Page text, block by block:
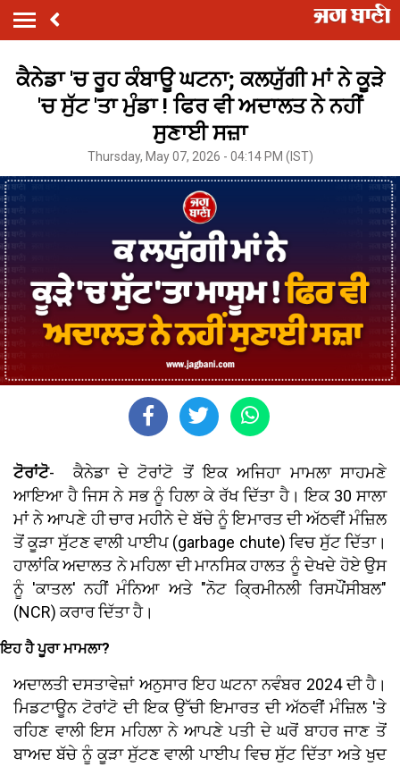
ਕੈਨੇਡਾ 'ਚ ਰੂਹ ਕੰਬਾਊ ਘਟਨਾ; ਕਲਯੁੱਗੀ ਮਾਂ ਨੇ ਕੂੜੇ
'ਚ ਸੁੱਟ 'ਤਾ ਮੁੰਡਾ ! ਫਿਰ ਵੀ ਅਦਾਲਤ ਨੇ ਨਹੀਂ
ਸੁਣਾਈ ਸਜ਼ਾ
Thursday, May 07, 2026 - 04:14 PM (IST)
ਟੋਰਾਂਟੋ- ਕੈਨੇਡਾ ਦੇ ਟੋਰਾਂਟੋ ਤੋਂ ਇਕ ਅਜਿਹਾ ਮਾਮਲਾ ਸਾਹਮਣੇ
ਆਇਆ ਹੈ ਜਿਸ ਨੇ ਸਭ ਨੂੰ ਹਿਲਾ ਕੇ ਰੱਖ ਦਿੱਤਾ ਹੈ। ਇਕ 30 ਸਾਲਾ
ਮਾਂ ਨੇ ਆਪਣੇ ਹੀ ਚਾਰ ਮਹੀਨੇ ਦੇ ਬੱਚੇ ਨੂੰ ਇਮਾਰਤ ਦੀ ਅੱਠਵੀਂ ਮੰਜ਼ਿਲ
ਤੋਂ ਕੂੜਾ ਸੁੱਟਣ ਵਾਲੀ ਪਾਈਪ (garbage chute) ਵਿਚ ਸੁੱਟ ਦਿੱਤਾ।
ਹਾਲਾਂਕਿ ਅਦਾਲਤ ਨੇ ਮਹਿਲਾ ਦੀ ਮਾਨਸਿਕ ਹਾਲਤ ਨੂੰ ਦੇਖਦੇ ਹੋਏ ਉਸ
ਨੂੰ 'ਕਾਤਲ' ਨਹੀਂ ਮੰਨਿਆ ਅਤੇ "ਨੋਟ ਕ੍ਰਿਮੀਨਲੀ ਰਿਸਪੌਂਸੀਬਲ"
(NCR) ਕਰਾਰ ਦਿੱਤਾ ਹੈ।
ਇਹ ਹੈ ਪੂਰਾ ਮਾਮਲਾ?
ਅਦਾਲਤੀ ਦਸਤਾਵੇਜ਼ਾਂ ਅਨੁਸਾਰ ਇਹ ਘਟਨਾ ਨਵੰਬਰ 2024 ਦੀ ਹੈ।
ਮਿਡਟਾਊਨ ਟੋਰਾਂਟੋ ਦੀ ਇਕ ਉੱਚੀ ਇਮਾਰਤ ਦੀ ਅੱਠਵੀਂ ਮੰਜ਼ਿਲ 'ਤੇ
ਰਹਿਣ ਵਾਲੀ ਇਸ ਮਹਿਲਾ ਨੇ ਆਪਣੇ ਪਤੀ ਦੇ ਘਰੋਂ ਬਾਹਰ ਜਾਣ ਤੋਂ
ਬਾਅਦ ਬੱਚੇ ਨੂੰ ਕੂੜਾ ਸੁੱਟਣ ਵਾਲੀ ਪਾਈਪ ਵਿਚ ਸੁੱਟ ਦਿੱਤਾ ਅਤੇ ਖੁਦ